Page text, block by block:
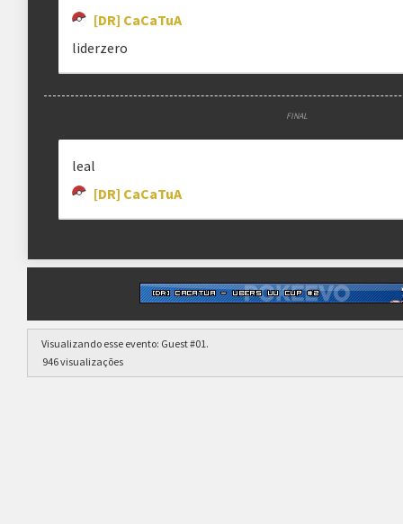
[DR] CaCaTuA
liderzero
FINAL
leal
[DR] CaCaTuA
Visualizando esse evento: Guest #01.
946 visualizações